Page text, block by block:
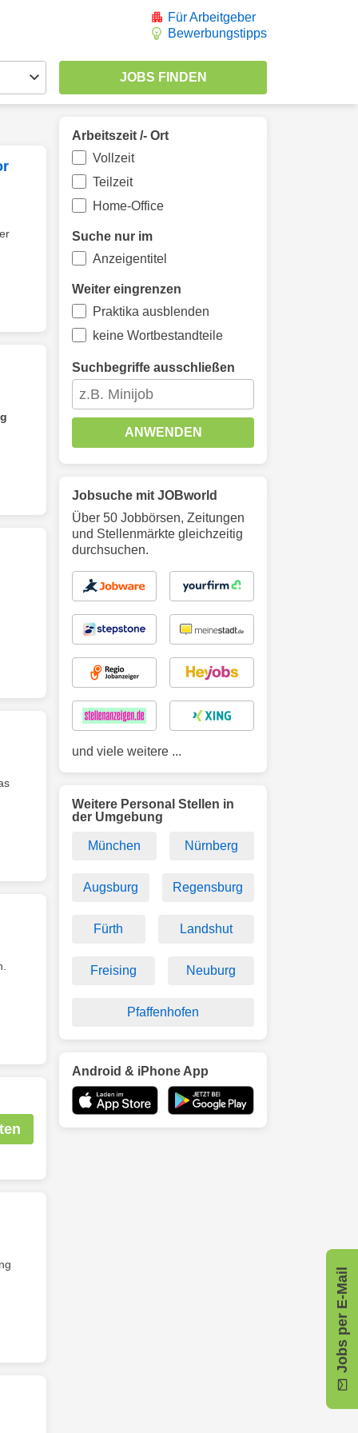
Für Arbeitgeber
Bewerbungstipps
Jobs per E-Mail
Arbeitszeit /- Ort
Vollzeit
Teilzeit
Home-Office
Suche nur im
Anzeigentitel
Weiter eingrenzen
Praktika ausblenden
keine Wortbestandteile
Suchbegriffe ausschließen
ANWENDEN
Jobsuche mit JOBworld
Über 50 Jobbörsen, Zeitungen
und Stellenmärkte gleichzeitig
durchsuchen.
und viele weitere ...
Weitere Personal Stellen in
der Umgebung
München Nürnberg
Augsburg Regensburg
Fürth Landshut
Freising Neuburg
Pfaffenhofen
Android & iPhone App